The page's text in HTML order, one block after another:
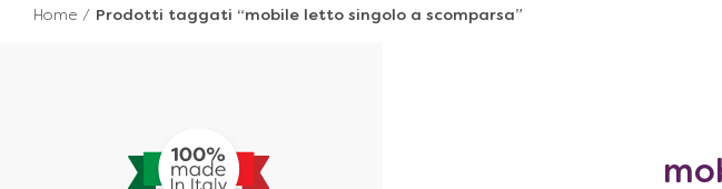
Home / Prodotti taggati “mobile letto singolo a scomparsa”